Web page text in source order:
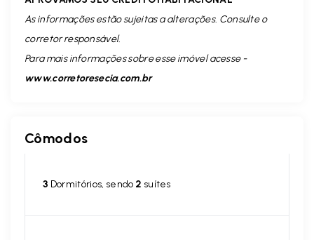
As informações estão sujeitas a alterações. Consulte o
corretor responsável.
Para mais informações sobre esse imóvel acesse -
www.corretoresecia.com.br
Cômodos
3 Dormitórios, sendo 2 suítes